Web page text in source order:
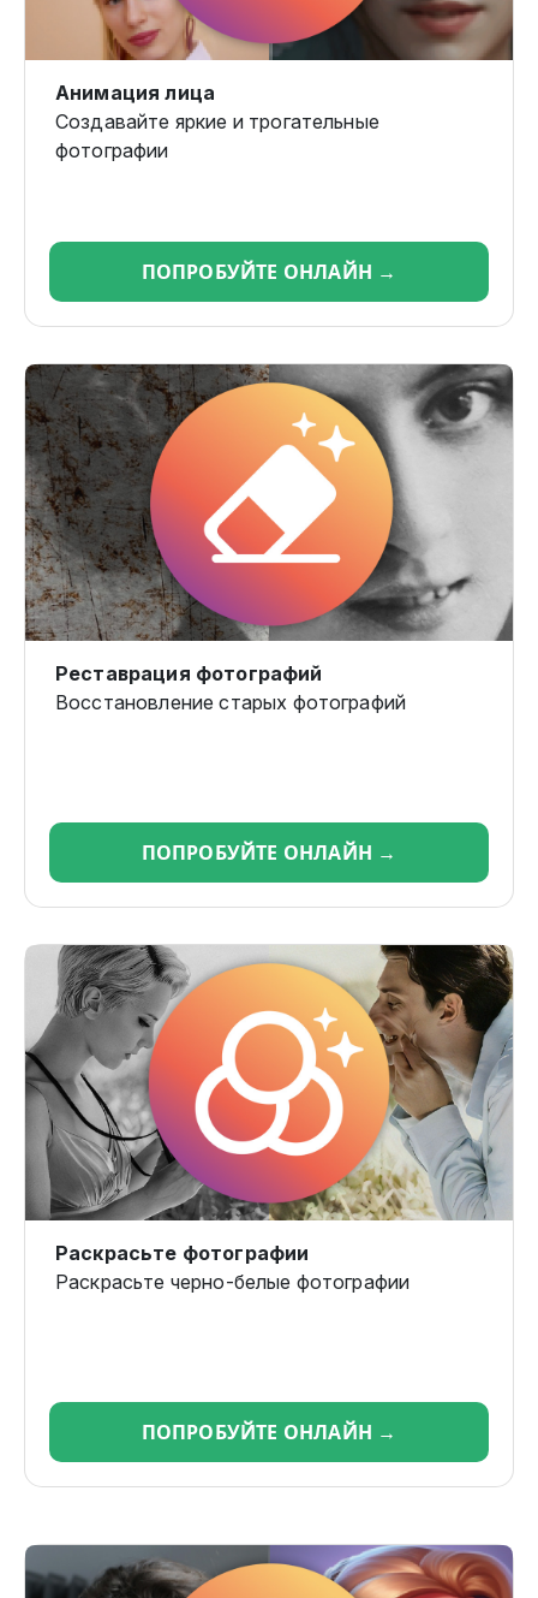
Анимация лица
Создавайте яркие и трогательные
фотографии
ПОПРОБУЙТЕ ОНЛАЙН →
Реставрация фотографий
Восстановление старых фотографий
ПОПРОБУЙТЕ ОНЛАЙН →
Раскрасьте фотографии
Раскрасьте черно-белые фотографии
ПОПРОБУЙТЕ ОНЛАЙН →